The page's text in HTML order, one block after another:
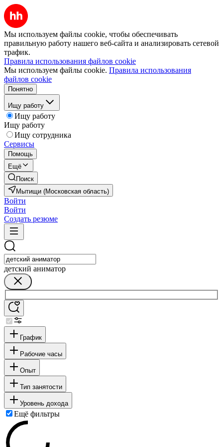
Мы используем файлы cookie, чтобы обеспечивать
правильную работу нашего веб-сайта и анализировать сетевой
трафик.
Правила использования файлов cookie
Мы используем файлы cookie. Правила использования
файлов cookie
Понятно
Ищу работу
Ищу работу
Ищу работу
Ищу сотрудника
Сервисы
Помощь
Ещё
Поиск
Мытищи (Московская область)
Войти
Войти
Создать резюме
детский аниматор
График
Рабочие часы
Опыт
Тип занятости
Уровень дохода
Ещё фильтры